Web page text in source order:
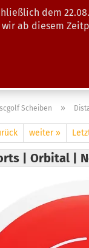
dem
ab diesem
Scheiben »
weiter »
| Orbital |